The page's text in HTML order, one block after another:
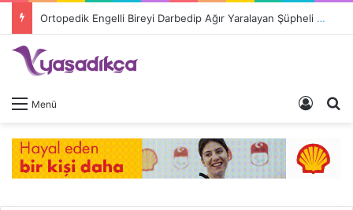
Ortopedik Engelli Bireyi Darbedip Ağır Yaralayan Şüpheli Tutuklandı
Menü Giriş